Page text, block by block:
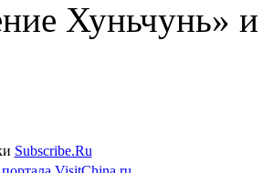
Хуньчунь»
Subscribe.Ru